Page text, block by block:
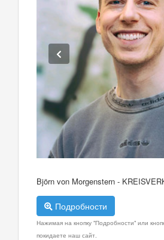
Björn von Morgenstern -
Подробности
Нажимая на кнопку "Подробности" или
покидаете наш сайт.